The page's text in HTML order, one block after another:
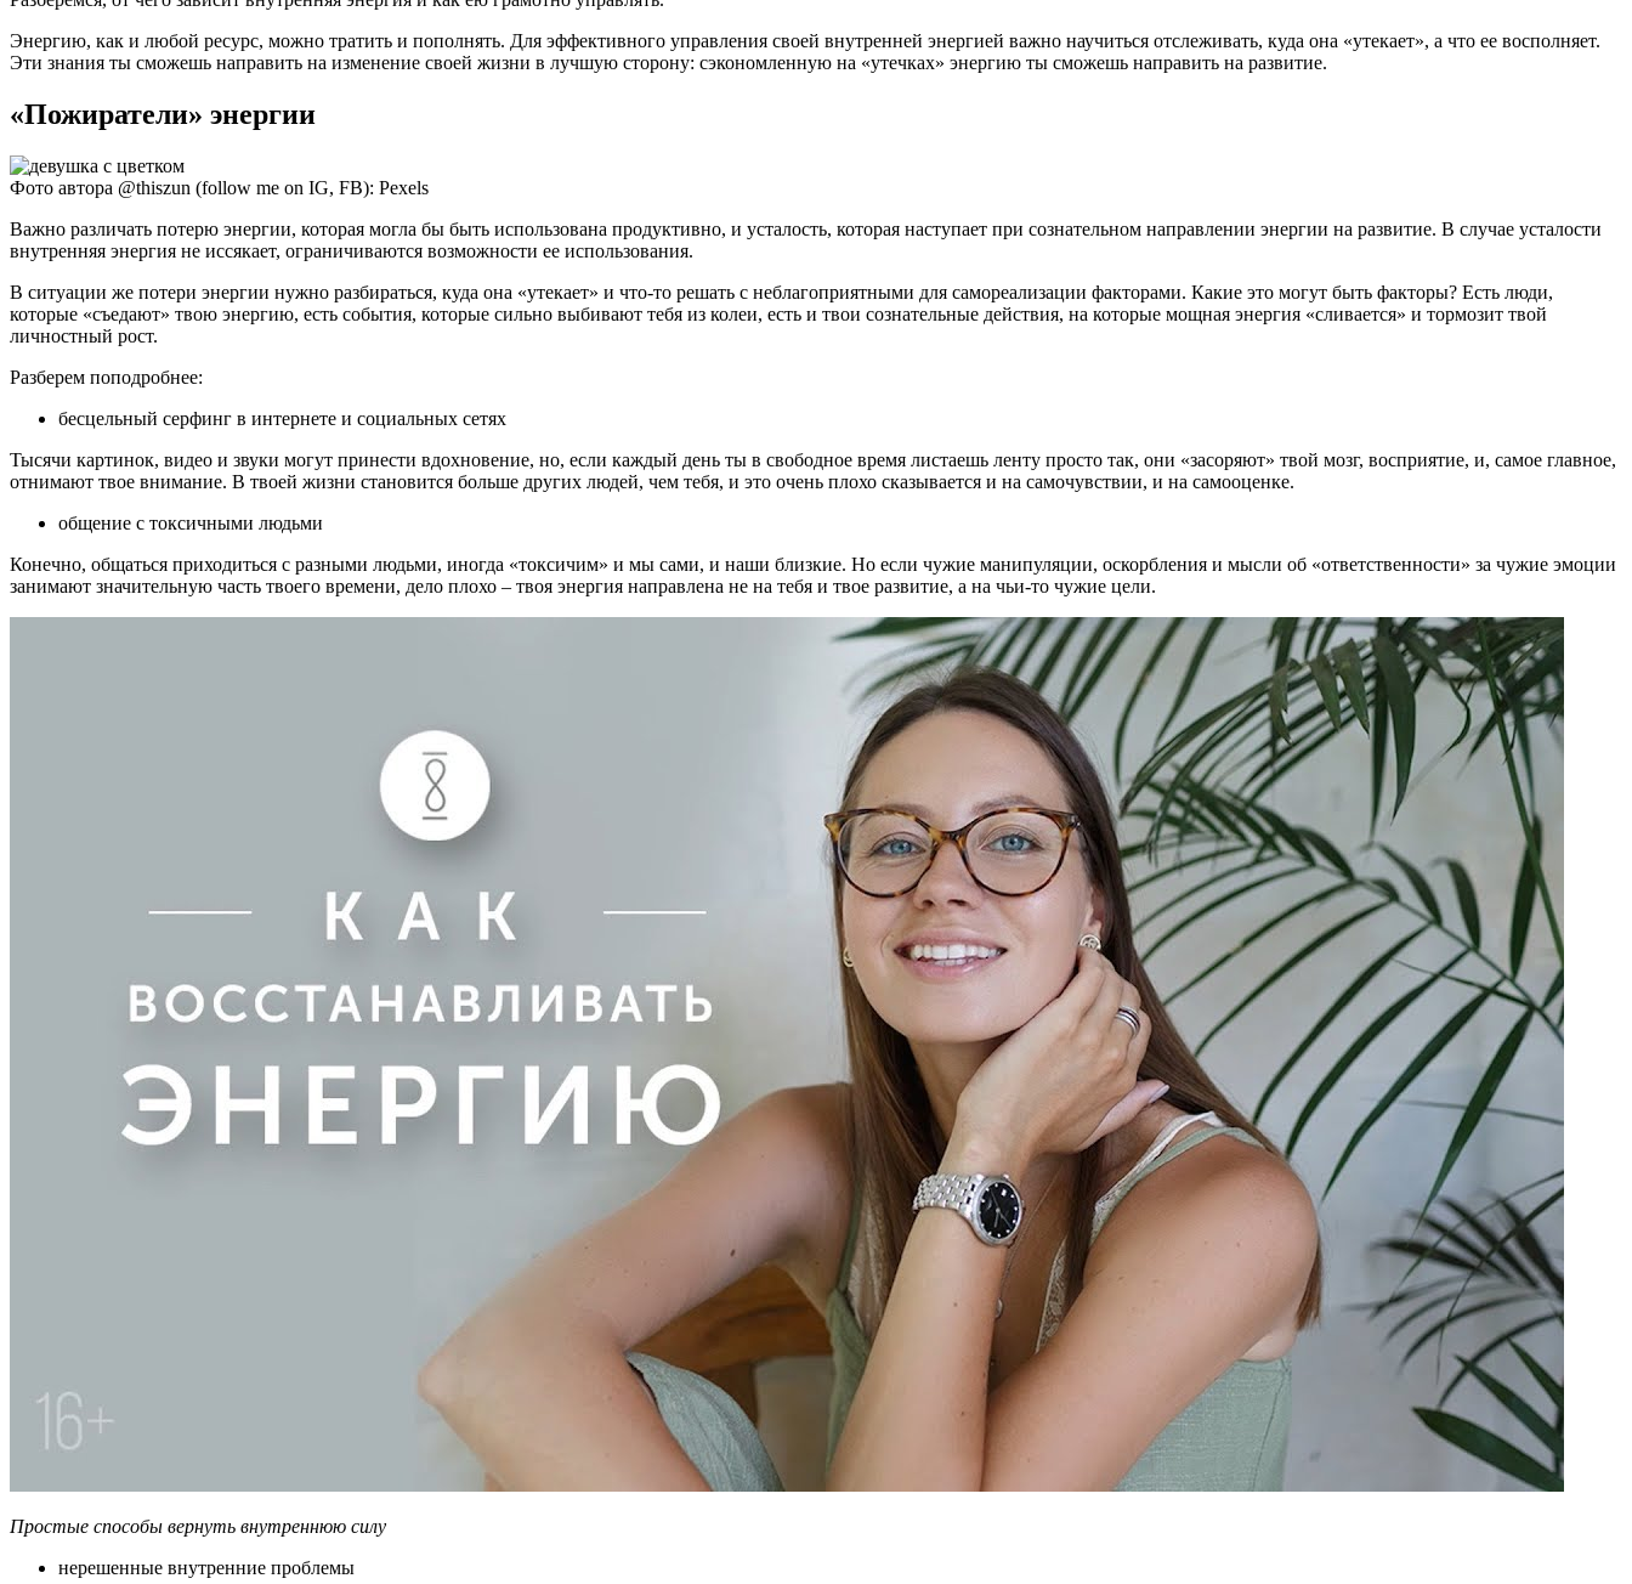
Энергию, как и любой ресурс, можно тратить и пополнять. Для эффективного управления своей внутренней энергией важно научиться отслеживать, куда она «утекает», а что ее восполняет.
Эти знания ты сможешь направить на изменение своей жизни в лучшую сторону: сэкономленную на «утечках» энергию ты сможешь направить на развитие.
«Пожиратели» энергии
Фото автора @thiszun (follow me on IG, FB): Pexels
Важно различать потерю энергии, которая могла бы быть использована продуктивно, и усталость, которая наступает при сознательном направлении энергии на развитие. В случае усталости
внутренняя энергия не иссякает, ограничиваются возможности ее использования.
В ситуации же потери энергии нужно разбираться, куда она «утекает» и что-то решать с неблагоприятными для самореализации факторами. Какие это могут быть факторы? Есть люди,
которые «съедают» твою энергию, есть события, которые сильно выбивают тебя из колеи, есть и твои сознательные действия, на которые мощная энергия «сливается» и тормозит твой
личностный рост.
Разберем поподробнее:
бесцельный серфинг в интернете и социальных сетях
Тысячи картинок, видео и звуки могут принести вдохновение, но, если каждый день ты в свободное время листаешь ленту просто так, они «засоряют» твой мозг, восприятие, и, самое главное,
отнимают твое внимание. В твоей жизни становится больше других людей, чем тебя, и это очень плохо сказывается и на самочувствии, и на самооценке.
общение с токсичными людьми
Конечно, общаться приходиться с разными людьми, иногда «токсичим» и мы сами, и наши близкие. Но если чужие манипуляции, оскорбления и мысли об «ответственности» за чужие эмоции
занимают значительную часть твоего времени, дело плохо – твоя энергия направлена не на тебя и твое развитие, а на чьи-то чужие цели.
Простые способы вернуть внутреннюю силу
нерешенные внутренние проблемы